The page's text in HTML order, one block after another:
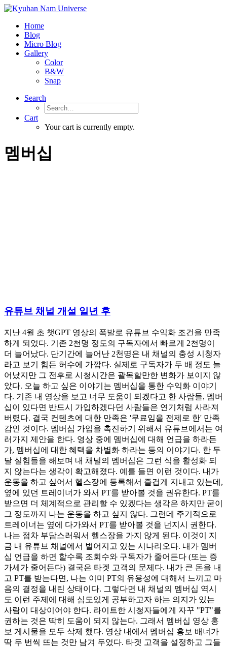
Home
Blog
Micro Blog
Gallery
Color
B&W
Snap
Search
Cart
Your cart is currently empty.
멤버십
유튜브 채널 개설 일년 후
지난 4월 초 챗GPT 영상의 폭발로 유튜브 수익화 조건을 만족
하게 되었다. 기존 2천명 정도의 구독자에서 빠르게 2천명이
더 늘어났다. 단기간에 늘어난 2천명은 내 채널의 충성 시청자
라고 보기 힘든 허수에 가깝다. 실제로 구독자가 두 배 정도 늘
어났지만 그 전후로 시청시간은 괄목할만한 변화가 보이지 않
았다. 오늘 하고 싶은 이야기는 멤버십을 통한 수익화 이야기
다. 기존 내 영상을 보고 너무 도움이 되겠다고 한 사람들, 멤버
십이 있다면 반드시 가입하겠다던 사람들은 연기처럼 사라져
버렸다. 결국 컨텐츠에 대한 만족은 '무료임을 전제로 한' 만족
감인 것이다. 멤버십 가입을 촉진하기 위해서 유튜브에서는 여
러가지 제안을 한다. 영상 중에 멤버십에 대해 언급을 하라든
가, 멤버십에 대한 혜택을 차별화 하라는 등의 이야기다. 한 두
달 실험들을 해보며 내 채널의 멤버십은 그런 식을 활성화 되
지 않는다는 생각이 확고해졌다. 예를 들면 이런 것이다. 내가
운동을 하고 싶어서 헬스장에 등록해서 즐겁게 지내고 있는데,
옆에 있던 트레이너가 와서 PT를 받아볼 것을 권유한다. PT를
받으면 더 체계적으로 관리할 수 있겠다는 생각은 하지만 굳이
그 정도까지 나는 운동을 하고 싶지 않다. 그런데 주기적으로
트레이너는 옆에 다가와서 PT를 받아볼 것을 넌지시 권한다.
나는 점차 부담스러워서 헬스장을 가지 않게 된다. 이것이 지
금 내 유튜브 채널에서 벌어지고 있는 시나리오다. 내가 멤버
십 언급을 하면 할수록 조회수와 구독자가 줄어든다 (또는 증
가세가 줄어든다) 결국은 타겟 고객의 문제다. 내가 큰 돈을 내
고 PT를 받는다면, 나는 이미 PT의 유용성에 대해서 느끼고 마
음의 결정을 내린 상태이다. 그렇다면 내 채널의 멤버십 역시
도 이런 주제에 대해 심도있게 공부하고자 하는 의지가 있는
사람이 대상이어야 한다. 라이트한 시청자들에게 자꾸 "PT"를
권하는 것은 딱히 도움이 되지 않는다. 그래서 멤버십 영상 홍
보 게시물을 모두 삭제 했다. 영상 내에서 멤버십 홍보 배너가
딱 두 번씩 뜨는 것만 남겨 두었다. 타겟 고객을 설정하고 그들